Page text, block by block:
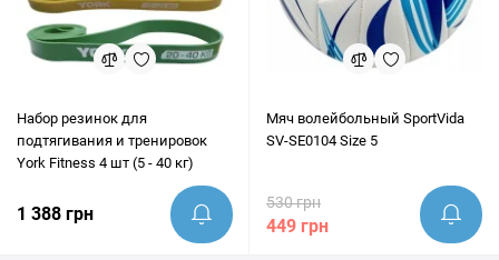
Набор резинок для
подтягивания и тренировок
York Fitness 4 шт (5 - 40 кг)
1 388 грн
Мяч волейбольный SportVida
SV-SE0104 Size 5
530 грн
449 грн